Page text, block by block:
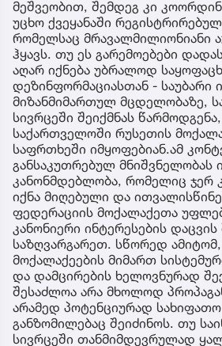
მეშვეობით, შემდეგ კი
უცხო ქვეყანაში
რომელსაც მრავალმილიონიანი
ჰყავს. თუ ეს გარემოებები
აღარ იქნება უბრალოდ
დეზინფორმაციასთან - საუბარი
მიზანმიმართულ მცდელობაზე,
სივრცეში შეიქმნას
საქართველოში რუსეთის
საფრთხეში იმყოფებიან.ამ
განსაკუთრებულ მნიშვნელობას
კანონმდებლობა, რომელიც ჯერ
იქნა მიღებული და
ფედერაციის მოქალაქეთა
კანონიერი ინტერესების
საზღვარგარეთ. სწორედ
მოქალაქეების მიმართ
და დამცირების ხელოვნურად
შესაძლოა არა მხოლოდ
არამედ პოტენციურად
განზომილებაც შეიძინოს. თუ
სივრცეში თანმიმდევრულად